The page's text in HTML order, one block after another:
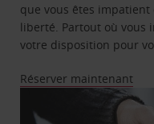
que vous êtes
liberté. Partout où vous
votre disposition pour
Réserver maintenant